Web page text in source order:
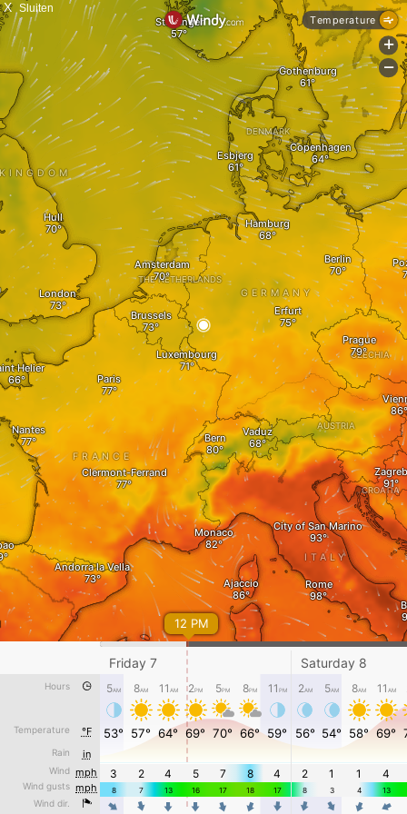
X Sluiten